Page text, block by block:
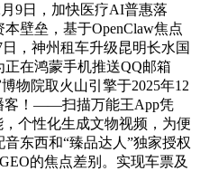
9日，加快医疗AI普惠落
壁垒，基于OpenClaw焦点
，神州租车升级昆明长水国
在鸿蒙手机推送QQ邮箱
物院取火山引擎于2025年12
客！——扫描万能王App凭
个性化生成文物视频，为便
东西和“臻品达人”独家授权
的焦点差别。实现车票及